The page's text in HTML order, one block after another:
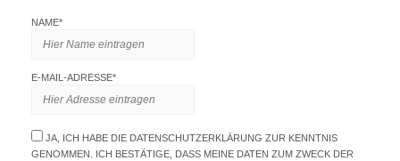
NAME*
E-MAIL-ADRESSE*
JA, ICH HABE DIE DATENSCHUTZERKLÄRUNG ZUR KENNTNIS
GENOMMEN. ICH BESTÄTIGE, DASS MEINE DATEN ZUM ZWECK DER